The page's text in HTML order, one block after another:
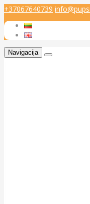
+37067640739
Navigacija